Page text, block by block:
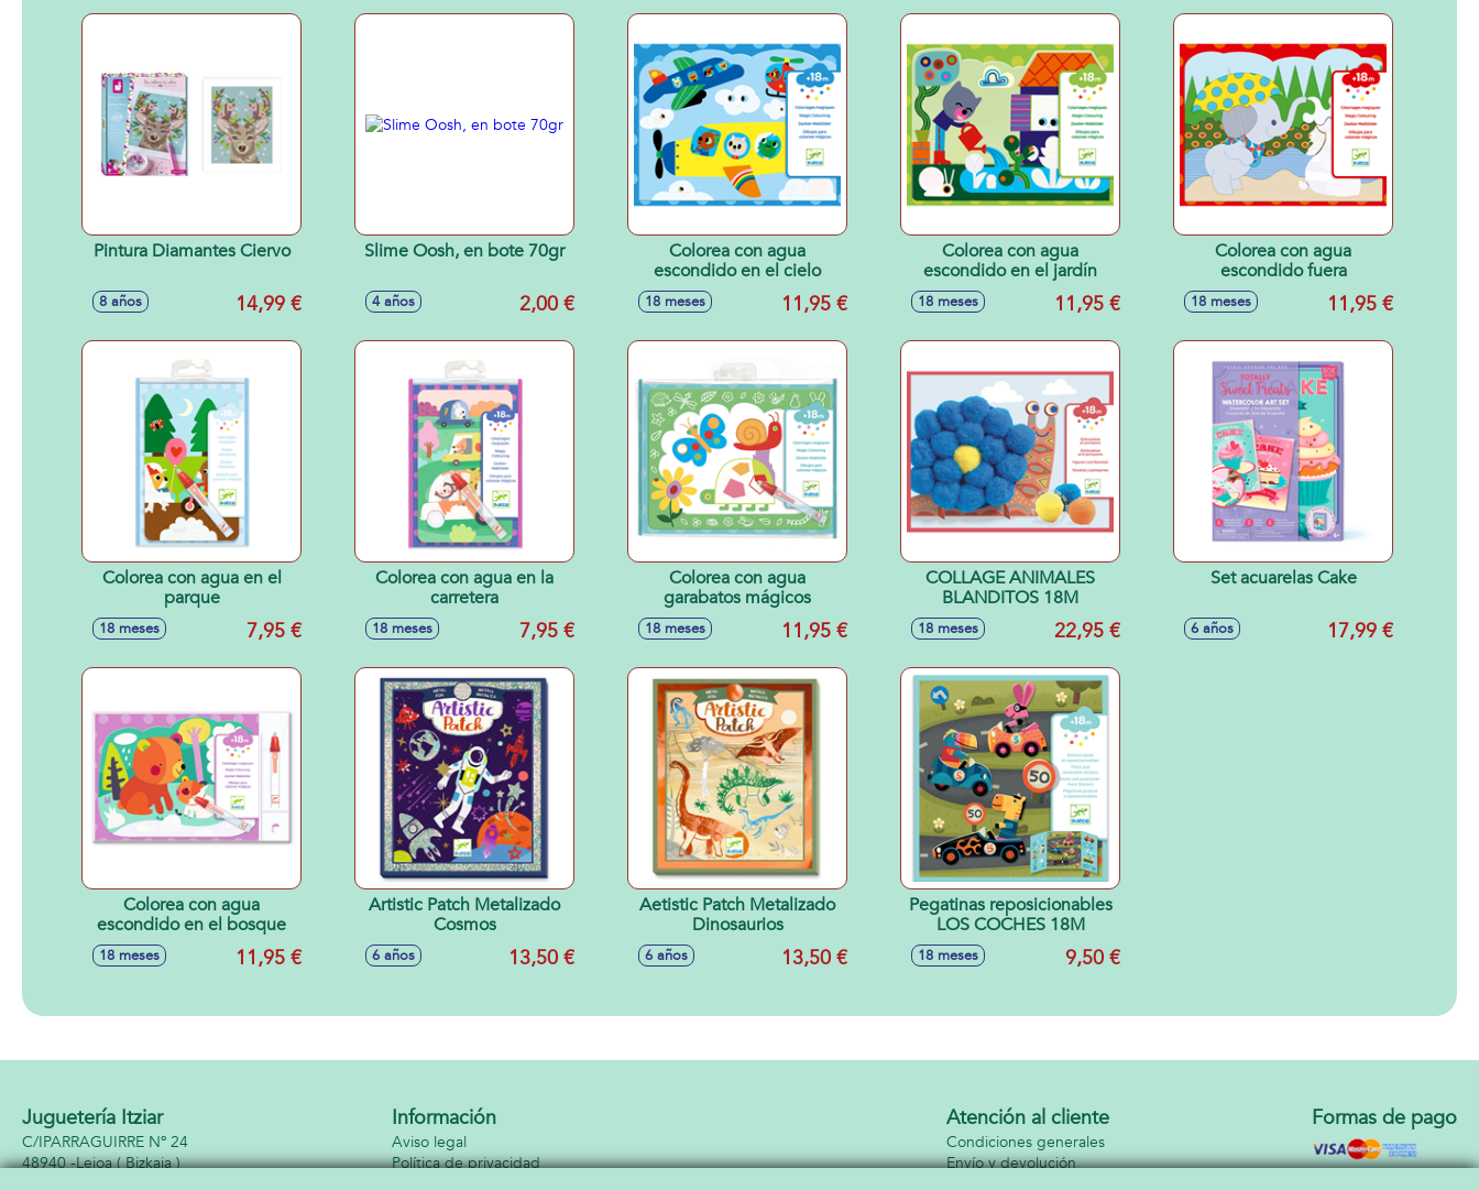
Pintura Diamantes Ciervo
8 años 14,99 €
Slime Oosh, en bote 70gr
4 años 2,00 €
Colorea con agua
escondido en el cielo
18 meses 11,95 €
Colorea con agua
escondido en el jardín
18 meses 11,95 €
Colorea con agua
escondido fuera
18 meses 11,95 €
Colorea con agua en el
parque
18 meses 7,95 €
Colorea con agua en la
carretera
18 meses 7,95 €
Colorea con agua
garabatos mágicos
18 meses 11,95 €
COLLAGE ANIMALES
BLANDITOS 18M
18 meses 22,95 €
Set acuarelas Cake
6 años 17,99 €
Colorea con agua
escondido en el bosque
18 meses 11,95 €
Artistic Patch Metalizado
Cosmos
6 años 13,50 €
Aetistic Patch Metalizado
Dinosaurios
6 años 13,50 €
Pegatinas reposicionables
LOS COCHES 18M
18 meses 9,50 €
Juguetería Itziar
C/IPARRAGUIRRE Nº 24
48940 -Leioa( Bizkaia )
Información
Aviso legal
Política de privacidad
Atención al cliente
Condiciones generales
Envío y devolución
Formas de pago